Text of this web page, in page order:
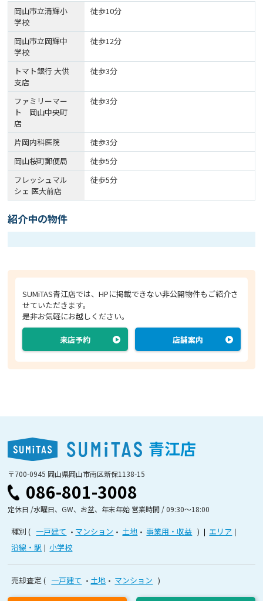
岡山市立清輝小
学校
徒歩10分
岡山市立岡輝中
学校
徒歩12分
トマト銀行 大供
支店
徒歩3分
ファミリーマー
ト 岡山中央町
店
徒歩3分
片岡内科医院
徒歩3分
岡山桜町郵便局
徒歩5分
フレッシュマル
シェ 医大前店
徒歩5分
紹介中の物件
SUMiTAS青江店では、HPに掲載できない非公開物件もご紹介さ
せていただきます。
是非お気軽にお越しください。
来店予約 店舗案内
青江店
〒700-0945 岡山県岡山市南区新保1138-15
086-801-3008
定休日 /水曜日、GW、お盆、年末年始 営業時間 / 09:30〜18:00
種別 一戸建て マンション 土地 事業用・収益
エリア
沿線・駅
小学校
売却査定 一戸建て 土地 マンション